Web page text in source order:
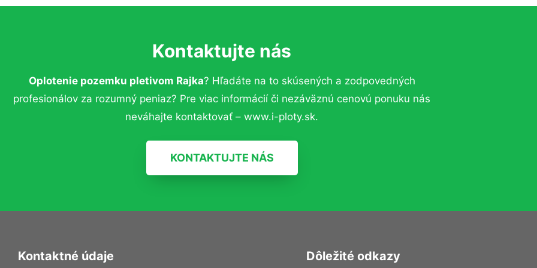
Kontaktujte nás
Oplotenie pozemku pletivom Rajka? Hľadáte na to skúsených a zodpovedných
profesionálov za rozumný peniaz? Pre viac informácií či nezáväznú cenovú ponuku nás
neváhajte kontaktovať – www.i-ploty.sk.
KONTAKTUJTE NÁS
Kontaktné údaje Dôležité odkazy